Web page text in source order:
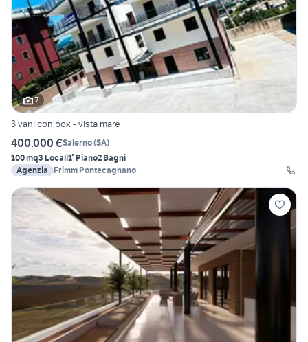
7
3 vani con box - vista mare
400.000 €Salerno(SA)
100 mq3 Locali1° Piano2 Bagni
Agenzia
Frimm Pontecagnano